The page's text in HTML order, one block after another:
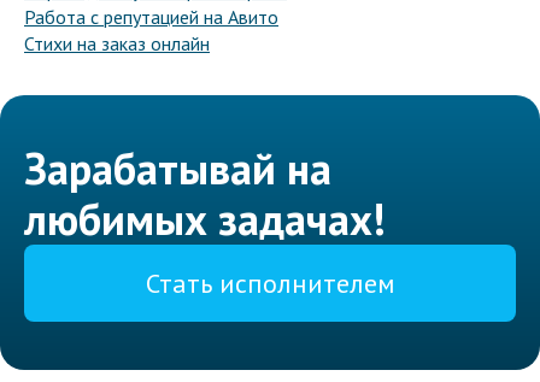
Работа с репутацией на Авито
Стихи на заказ онлайн
Зарабатывай на
любимых задачах!
Стать исполнителем